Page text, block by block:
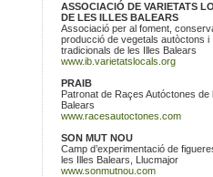
ASSOCIACIÓ DE VARIETATS
DE LES ILLES BALEARS
Associació per al foment,
producció de vegetals autòctons i
tradicionals de les Illes Balears
www.ib.varietatslocals.org
PRAIB
Patronat de Raçes Autóctones de
Balears
www.racesautoctones.com
SON MUT NOU
Camp d’experimentació de
les Illes Balears, Llucmajor
www.sonmutnou.com